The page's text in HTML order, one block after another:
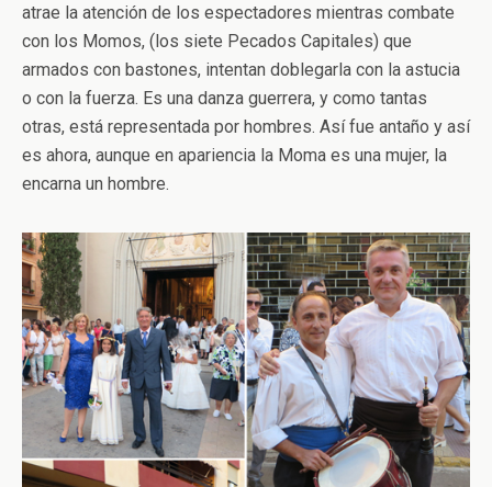
atrae la atención de los espectadores mientras combate
con los Momos, (los siete Pecados Capitales) que
armados con bastones, intentan doblegarla con la astucia
o con la fuerza. Es una danza guerrera, y como tantas
otras, está representada por hombres. Así fue antaño y así
es ahora, aunque en apariencia la Moma es una mujer, la
encarna un hombre.